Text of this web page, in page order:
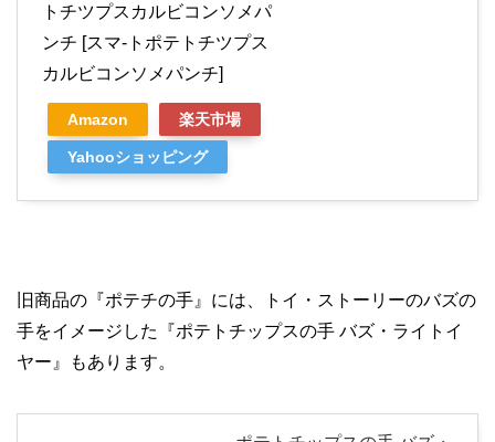
トチツプスカルビコンソメパ
ンチ [スマ-トポテトチツプス
カルビコンソメパンチ]
Amazon 楽天市場
Yahooショッピング
旧商品の『ポテチの手』には、トイ・ストーリーのバズの
手をイメージした『ポテトチップスの手 バズ・ライトイ
ヤー』もあります。